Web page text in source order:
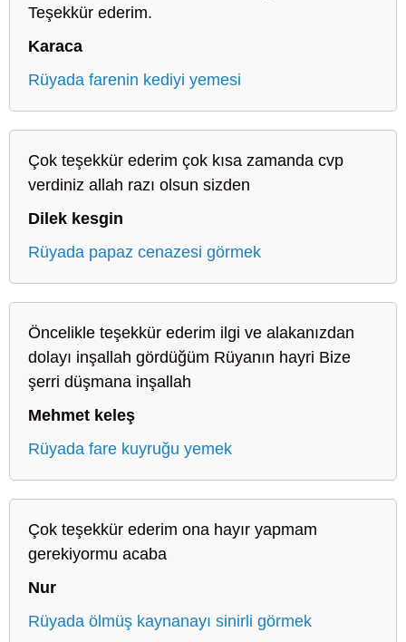
Teşekkür ederim.
Karaca
Rüyada farenin kediyi yemesi
Çok teşekkür ederim çok kısa zamanda cvp
verdiniz allah razı olsun sizden
Dilek kesgin
Rüyada papaz cenazesi görmek
Öncelikle teşekkür ederim ilgi ve alakanızdan
dolayı inşallah gördüğüm Rüyanın hayri Bize
şerri düşmana inşallah
Mehmet keleş
Rüyada fare kuyruğu yemek
Çok teşekkür ederim ona hayır yapmam
gerekiyormu acaba
Nur
Rüyada ölmüş kaynanayı sinirli görmek